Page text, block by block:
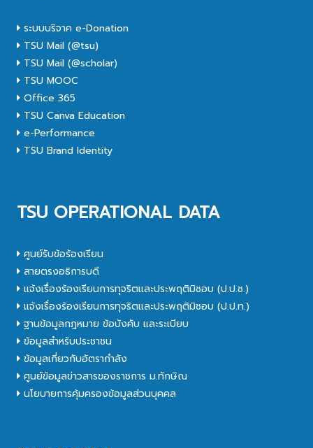
ระบบบริจาค e-Donation
TSU Mail (@tsu)
TSU Mail (@scholar)
TSU MOOC
Office 365
TSU Canva Education
e-Performance
TSU Brand Identity
TSU OPERATIONAL DATA
ศูนย์รับข้อร้องเรียน
สายตรงอธิการบดี
แจ้งเรื่องร้องเรียนการทุจริตและประพฤติมิชอบ (ป.ป.ช.)
แจ้งเรื่องร้องเรียนการทุจริตและประพฤติมิชอบ (ป.ป.ท.)
ฐานข้อมูลกฎหมาย ข้อบังคับ และระเบียบ
ข้อมูลสำหรับประชาชน
ข้อมูลเกี่ยวกับอัตรากำลัง
ศูนย์ข้อมูลข่าวสารของราชการ ม.ทักษิณ
นโยบายการคุ้มครองข้อมูลส่วนบุคคล